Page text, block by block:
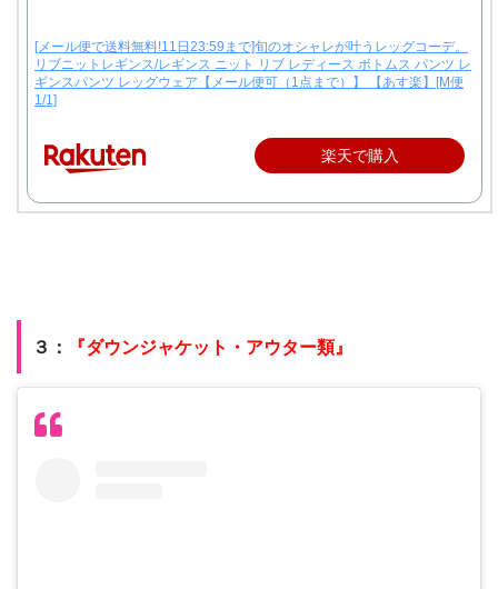
[メール便で送料無料!11日23:59まで]旬のオシャレが叶うレッグコーデ。
リブニットレギンス/レギンス ニット リブ レディース ボトムス パンツ レ
ギンスパンツ レッグウェア【メール便可（1点まで）】 【あす楽】[M便
1/1]
楽天で購入
３： 『ダウンジャケット・アウター類』